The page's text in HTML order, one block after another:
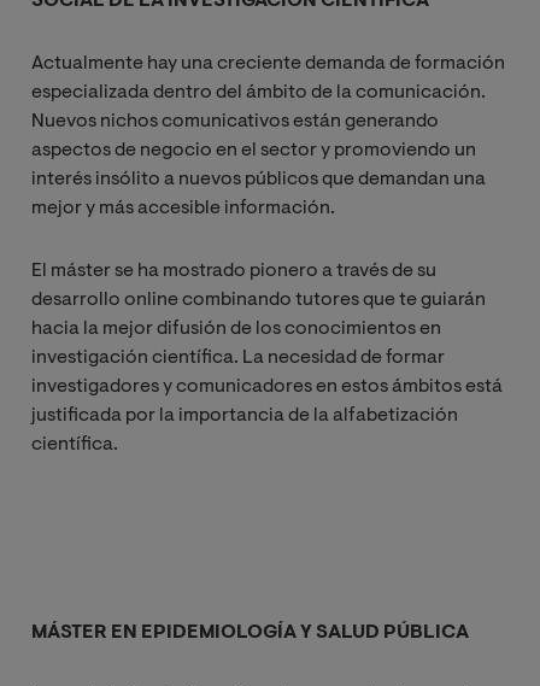
Actualmente hay una creciente demanda de formación
especializada dentro del ámbito de la comunicación.
Nuevos nichos comunicativos están generando
aspectos de negocio en el sector y promoviendo un
interés insólito a nuevos públicos que demandan una
mejor y más accesible información.
El máster se ha mostrado pionero a través de su
desarrollo online combinando tutores que te guiarán
hacia la mejor difusión de los conocimientos en
investigación científica. La necesidad de formar
investigadores y comunicadores en estos ámbitos está
justificada por la importancia de la alfabetización
científica.
MÁSTER EN EPIDEMIOLOGÍA Y SALUD PÚBLICA